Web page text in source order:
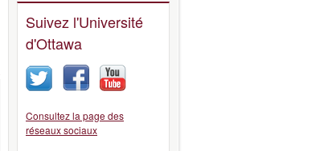
Suivez l'Université
d'Ottawa
Consultez la page des
réseaux sociaux